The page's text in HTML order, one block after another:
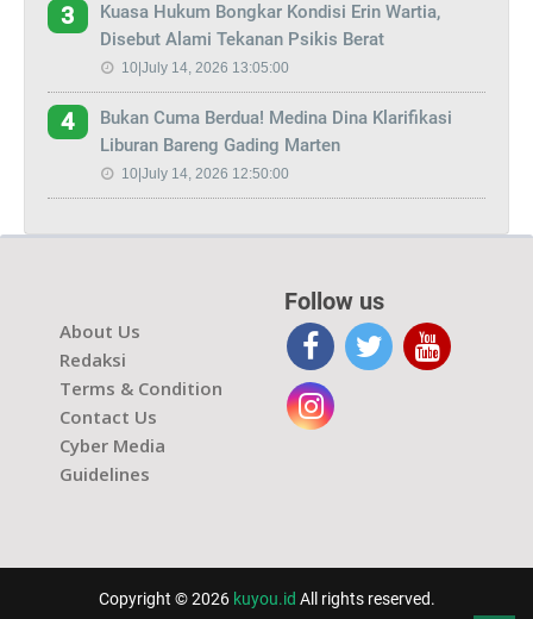
3
Kuasa Hukum Bongkar Kondisi Erin Wartia,
Disebut Alami Tekanan Psikis Berat
10|July 14, 2026 13:05:00
4
Bukan Cuma Berdua! Medina Dina Klarifikasi
Liburan Bareng Gading Marten
10|July 14, 2026 12:50:00
About Us
Redaksi
Terms & Condition
Contact Us
Cyber Media
Guidelines
Follow us
Copyright © 2026 kuyou.id All rights reserved.